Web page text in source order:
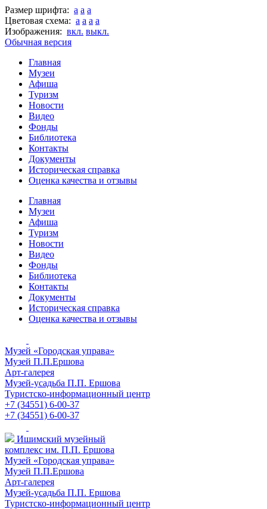
Размер шрифта: a a a
Цветовая схема: a a a a
Изображения: вкл. выкл.
Обычная версия
Главная
Музеи
Афиша
Туризм
Новости
Видео
Фонды
Библиотека
Контакты
Документы
Историческая справка
Оценка качества и отзывы
Главная
Музеи
Афиша
Туризм
Новости
Видео
Фонды
Библиотека
Контакты
Документы
Историческая справка
Оценка качества и отзывы
Музей «Городская управа»
Музей П.П.Ершова
Арт-галерея
Музей-усадьба П.П. Ершова
Туристско-информационный центр
+7 (34551) 6-00-37
+7 (34551) 6-00-37
Ишимский музейный
комплекс им. П.П. Ершова
Музей «Городская управа»
Музей П.П.Ершова
Арт-галерея
Музей-усадьба П.П. Ершова
Туристско-информационный центр